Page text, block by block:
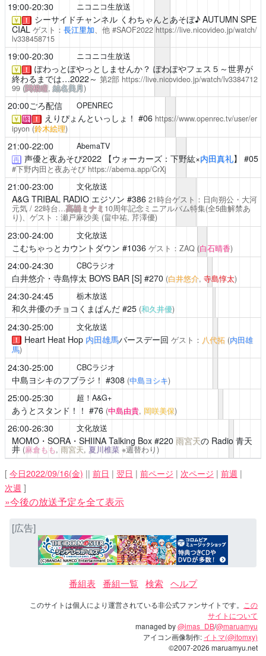
19:00-20:30 ニコニコ生放送
￥ ！ シーサイドチャンネルくわちゃんとあそぼ♪ AUTUMN SPE
CIAL ゲスト： 長江里加、他 #SAOF2022 https://live.nicovideo.jp/watch/
lv338458715
19:00-20:30 ニコニコ生放送
￥ ！ ぽわっとぽやっとしませんか？ ぽわぽやフェス５～世界が
終わるまでは…2022～ 第2部 https://live.nicovideo.jp/watch/lv3384712
99 (関根瞳,結名美月)
20:00ごろ配信 OPENREC
￥ 終 ！ えりぴょんといっしょ！ #06 https://www.openrec.tv/user/er
ipyon (鈴木絵理)
21:00-22:00 AbemaTV
再 声優と夜あそび2022【ウォーカーズ：下野紘×内田真礼】 #05
#下野内田と夜あそび https://abema.app/CrXj
21:00-23:00 文化放送
A&G TRIBAL RADIO エジソン #386 21時台ゲスト：日向朔公・大河
元気 / 22時台…髙橋ミナミ 10周年記念ミニアルバム特集(全5曲解禁あ
り)、ゲスト：瀬戸麻沙美 (畠中祐, 芹澤優)
23:00-24:00 文化放送
こむちゃっとカウントダウン #1036 ゲスト：ZAQ (白石晴香)
24:00-24:30 CBCラジオ
白井悠介・寺島惇太 BOYS BAR [S] #270 (白井悠介, 寺島惇太)
24:30-24:45 栃木放送
和久井優のチョコくまぱんだ#25 (和久井優)
24:30-25:00 文化放送
！ Heart Heat Hop 内田雄馬バースデー回 ゲスト： 八代拓 (内田雄
馬)
24:30-25:00 CBCラジオ
中島ヨシキのフブラジ！ #308 (中島ヨシキ)
25:00-25:30 超！A&G+
あうとスタンド！！ #76 (中島由貴, 岡咲美保)
26:00-26:30 文化放送
MOMO・SORA・SHIINA Talking Box#220 雨宮天の Radio 青天
井 (麻倉もも, 雨宮天, 夏川椎菜※週替わり)
[ 今日2022/09/16(金) || 前日 | 翌日 | 前ページ | 次ページ | 前週 |
次週 ]
»今後の放送予定を全て表示
[広告]
番組表 番組一覧 検索 ヘルプ
このサイトは個人により運営されている非公式ファンサイトです。
この
サイトについて
managed by@imas_DB/@maruamyu
アイコン画像制作: イトマ(@itomxy)
©2007-2026 maruamyu.net